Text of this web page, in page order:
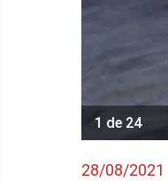
1 de 24
28/08/2021